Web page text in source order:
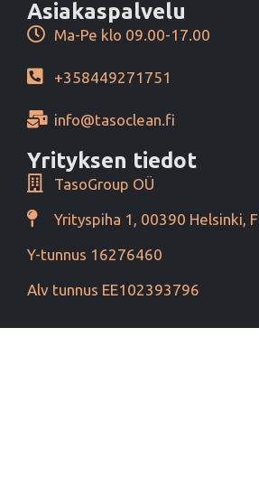
Asiakaspalvelu
Ma-Pe klo 09.00-17.00
+358449271751
info@tasoclean.fi
Yrityksen tiedot
TasoGroup OÜ
Yrityspiha 1, 00390 Helsinki,
Y-tunnus 16276460
Alv tunnus EE102393796